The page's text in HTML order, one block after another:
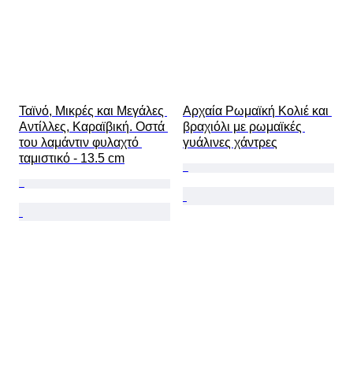
Ταϊνό, Μικρές και Μεγάλες
Αντίλλες, Καραϊβική. Οστά
του λαμάντιν φυλαχτό
ταμιστικό - 13.5 cm
Αρχαία Ρωμαϊκή Κολιέ και
βραχιόλι με ρωμαϊκές
γυάλινες χάντρες